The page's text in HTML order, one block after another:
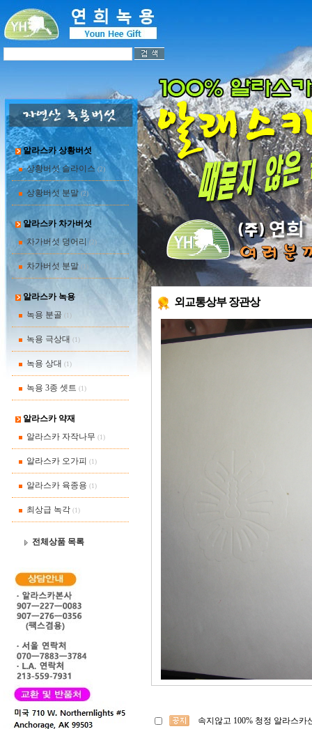
알라스카 상황버섯
상황버섯 슬라이스 (2)
상황버섯 분말 (2)
알라스카 차가버섯
차가버섯 덩어리
(2)
차가버섯 분말 (1)
알라스카 녹용
녹용 분골 (1)
녹용 극상대 (1)
녹용 상대 (1)
녹용 3종 셋트 (1)
알라스카 약재
알라스카 자작나무 (1)
알라스카 오가피 (1)
알라스카 육종용 (1)
최상급 녹각 (1)
전체상품 목록
외교통상부 장관상
속지않고 100% 청정 알라스카